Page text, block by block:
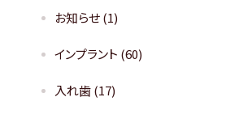
お知らせ(1)
インプラント (60)
入れ歯(17)